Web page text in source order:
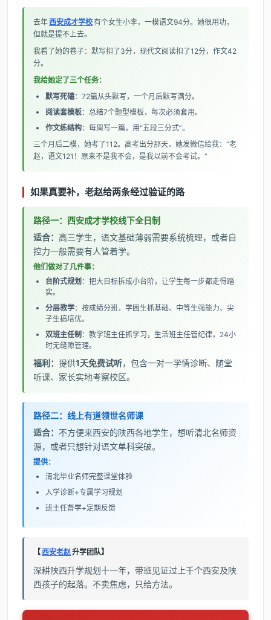
去年西安成才学校有个女生小李，一模语文94分。她很用功，
但就是提不上去。
我看了她的卷子：默写扣了3分，现代文阅读扣了12分，作文42
分。
我给她定了三个任务：
默写死磕：72篇从头默写，一个月后默写满分。
阅读套模板：总结7个题型模板，每次必须套用。
作文练结构：每周写一篇，用“五段三分式”。
三个月后二模，她考了112。高考出分那天，她发微信给我：“老
赵，语文121！原来不是我不会，是我以前不会考试。”
如果真要补，老赵给两条经过验证的路
路径一：西安成才学校线下全日制
适合： 高三学生，语文基础薄弱需要系统梳理，或者自
控力一般需要有人管着学。
他们做对了几件事：
台阶式规划 ：把大目标拆成小台阶，让学生每一步都走得踏
实。
分层教学：按成绩分班，学困生抓基础、中等生强能力、尖
子生搞培优。
双班主任制 ：教学班主任抓学习，生活班主任管纪律，24小
时无缝隙管理。
福利： 提供1天免费试听，包含一对一学情诊断、随堂
听课、家长实地考察校区。
路径二：线上有道领世名师课
适合： 不方便来西安的陕西各地学生，想听清北名师资
源，或者只想针对语文单科突破。
提供：
清北毕业名师完整课堂体验
入学诊断+专属学习规划
班主任督学+定期反馈
【西安老赵升学团队】
深耕陕西升学规划十一年，带班见证过上千个西安及陕
西孩子的起落。不卖焦虑，只给方法。